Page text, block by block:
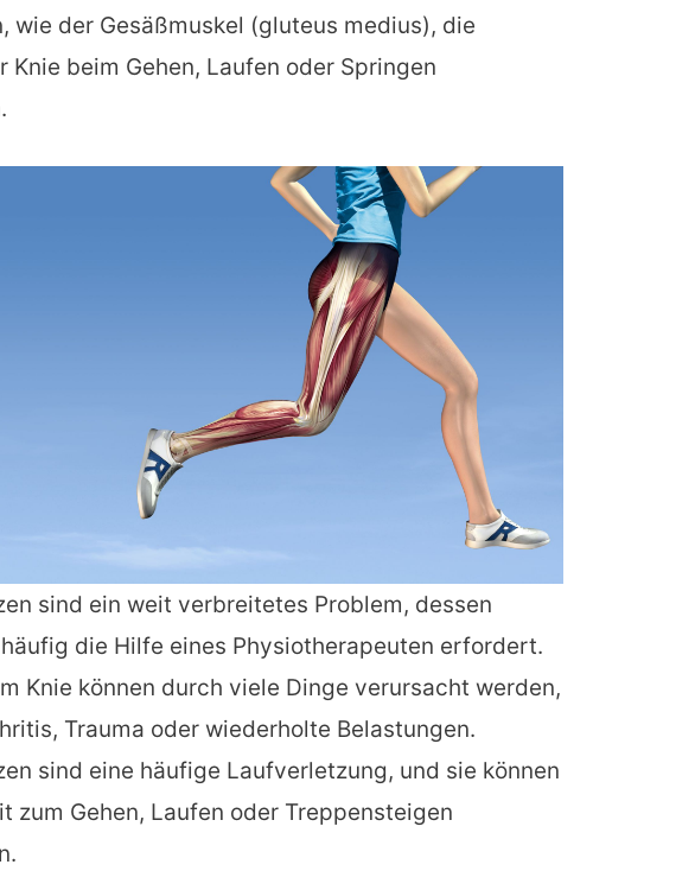
wie der Gesäßmuskel (gluteus medius), die
Knie beim Gehen, Laufen oder Springen
sind ein weit verbreitetes Problem, dessen
die Hilfe eines Physiotherapeuten erfordert.
Knie können durch viele Dinge verursacht werden,
Trauma oder wiederholte Belastungen.
sind eine häufige Laufverletzung, und sie können
zum Gehen, Laufen oder Treppensteigen